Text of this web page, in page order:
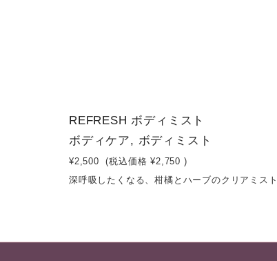
REFRESH ボディミスト
ボディケア, ボディミスト
¥2,500 (税込価格 ¥2,750 )